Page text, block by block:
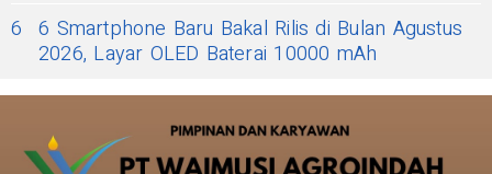
6 6 Smartphone Baru Bakal Rilis di Bulan Agustus
2026, Layar OLED Baterai 10000 mAh